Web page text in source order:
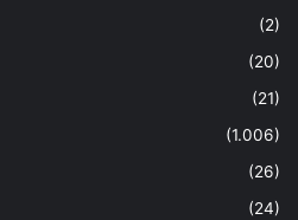
(2)
(20)
(21)
(1.006)
(26)
(24)